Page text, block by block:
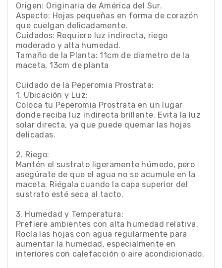
Origen: Originaria de América del Sur.
Aspecto: Hojas pequeñas en forma de corazón
que cuelgan delicadamente.
Cuidados: Requiere luz indirecta, riego
moderado y alta humedad.
Tamaño de la Planta: 11cm de diametro de la
maceta, 13cm de planta
Cuidado de la Peperomia Prostrata:
1. Ubicación y Luz:
Coloca tu Peperomia Prostrata en un lugar
donde reciba luz indirecta brillante. Evita la luz
solar directa, ya que puede quemar las hojas
delicadas.
2. Riego:
Mantén el sustrato ligeramente húmedo, pero
asegúrate de que el agua no se acumule en la
maceta. Riégala cuando la capa superior del
sustrato esté seca al tacto.
3. Humedad y Temperatura:
Prefiere ambientes con alta humedad relativa.
Rocía las hojas con agua regularmente para
aumentar la humedad, especialmente en
interiores con calefacción o aire acondicionado.